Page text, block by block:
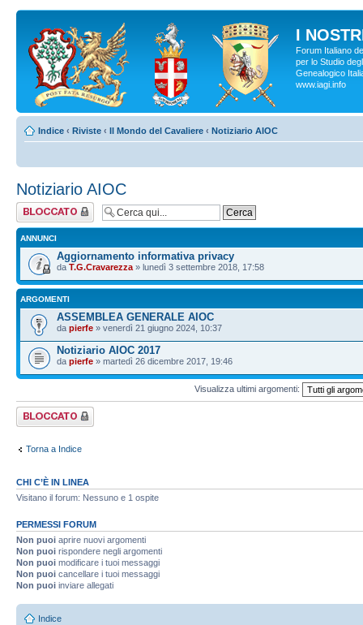
I
Forum Italiano
per lo Studio
Genealogico
www.iagi.info
Indice ‹ Riviste ‹ Il Mondo del Cavaliere ‹ Notiziario AIOC
Notiziario AIOC
Forum bloccato
ANNUNCI
Aggiornamento informativa privacy
da T.G.Cravarezza » lunedì 3 settembre 2018, 17:58
ARGOMENTI
ASSEMBLEA GENERALE AIOC
da pierfe » venerdì 21 giugno 2024, 10:37
Notiziario AIOC 2017
da pierfe » martedì 26 dicembre 2017, 19:46
Visualizza ultimi argomenti:
Forum bloccato
Torna a Indice
CHI C’È IN LINEA
Visitano il forum: Nessuno e 1 ospite
PERMESSI FORUM
Non puoi aprire nuovi argomenti
Non puoi rispondere negli argomenti
Non puoi modificare i tuoi messaggi
Non puoi cancellare i tuoi messaggi
Non puoi inviare allegati
Indice